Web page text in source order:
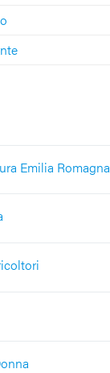
Emilia Romagna